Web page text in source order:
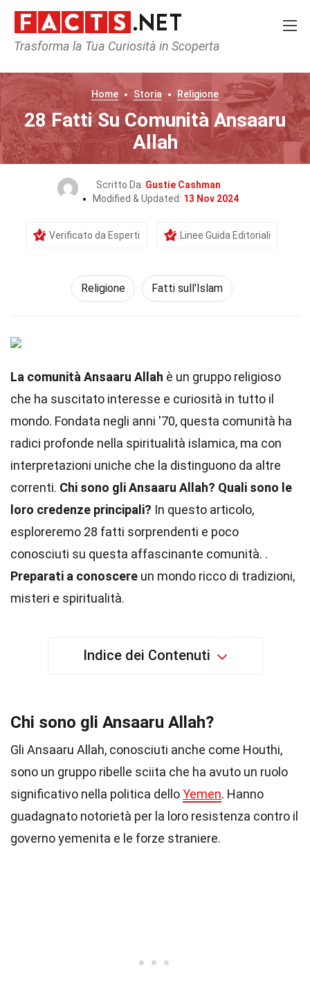
Trasforma la Tua Curiosità in Scoperta
Home Storia Religione
28 Fatti Su Comunità Ansaaru
Allah
Scritto Da: Gustie Cashman
Modified & Updated: 13 Nov 2024
Verificato da Esperti Linee Guida Editoriali
Religione Fatti sull'Islam
La comunità Ansaaru Allah è un gruppo religioso
che ha suscitato interesse e curiosità in tutto il
mondo. Fondata negli anni '70, questa comunità ha
radici profonde nella spiritualità islamica, ma con
interpretazioni uniche che la distinguono da altre
correnti. Chi sono gli Ansaaru Allah? Quali sono le
loro credenze principali? In questo articolo,
esploreremo 28 fatti sorprendenti e poco
conosciuti su questa affascinante comunità. .
Preparati a conoscere un mondo ricco di tradizioni,
misteri e spiritualità.
Indice dei Contenuti
Chi sono gli Ansaaru Allah?
Gli Ansaaru Allah, conosciuti anche come Houthi,
sono un gruppo ribelle sciita che ha avuto un ruolo
significativo nella politica delloYemen. Hanno
guadagnato notorietà per la loro resistenza contro il
governo yemenita e le forze straniere.